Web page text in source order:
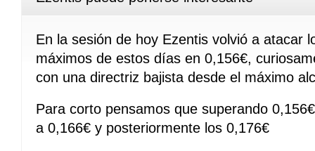
En la sesión de hoy Ezentis volvió a atacar
máximos de estos días en 0,156€,
con una directriz bajista desde el máximo
Para corto pensamos que superando
a 0,166€ y posteriormente los 0,176€